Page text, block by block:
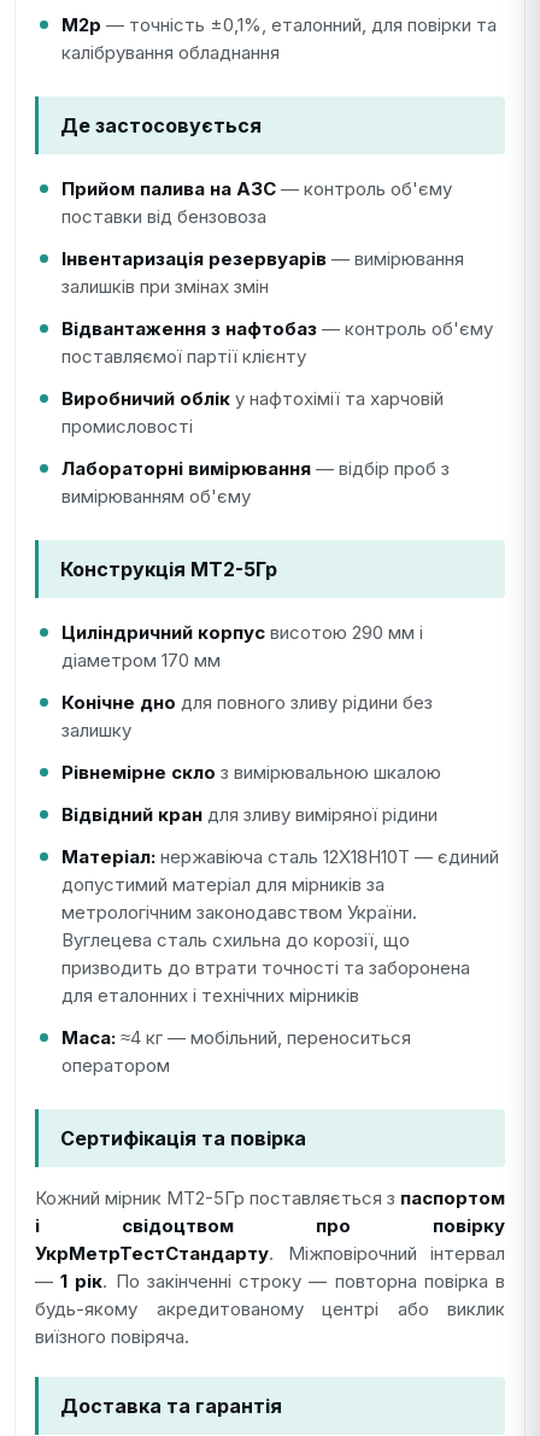
М2р — точність ±0,1%, еталонний, для повірки та
калібрування обладнання
Де застосовується
Прийом палива на АЗС — контроль об'єму
поставки від бензовоза
Інвентаризація резервуарів — вимірювання
залишків при змінах змін
Відвантаження з нафтобаз — контроль об'єму
поставляємої партії клієнту
Виробничий облік у нафтохімії та харчовій
промисловості
Лабораторні вимірювання — відбір проб з
вимірюванням об'єму
Конструкція МТ2-5Гр
Циліндричний корпус висотою 290 мм і
діаметром 170 мм
Конічне дно для повного зливу рідини без
залишку
Рівнемірне скло з вимірювальною шкалою
Відвідний кран для зливу виміряної рідини
Матеріал: нержавіюча сталь 12Х18Н10Т — єдиний
допустимий матеріал для мірників за
метрологічним законодавством України.
Вуглецева сталь схильна до корозії, що
призводить до втрати точності та заборонена
для еталонних і технічних мірників
Маса: ≈4 кг — мобільний, переноситься
оператором
Сертифікація та повірка
Кожний мірник МТ2-5Гр поставляється з паспортом
і свідоцтвом про повірку
УкрМетрТестСтандарту. Міжповірочний інтервал
—1 рік. По закінченні строку — повторна повірка в
будь-якому акредитованому центрі або виклик
виїзного повіряча.
Доставка та гарантія